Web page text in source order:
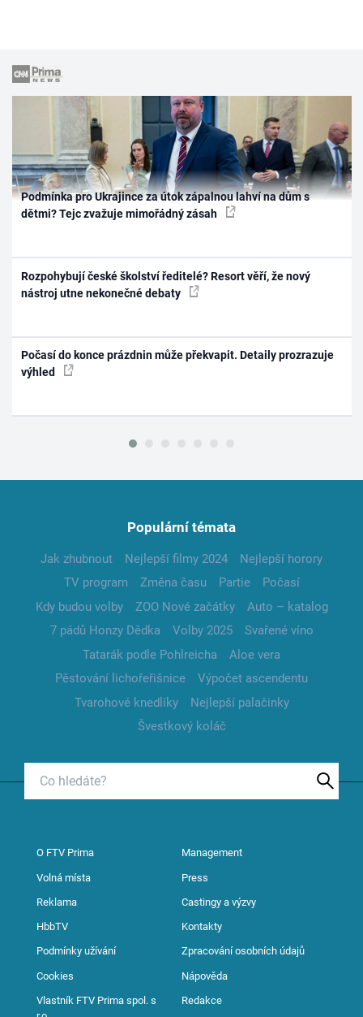
Podmínka pro Ukrajince za útok zápalnou lahví na dům s
dětmi? Tejc zvažuje mimořádný zásah
Rozpohybují české školství ředitelé? Resort věří, že nový
nástroj utne nekonečné debaty
Počasí do konce prázdnin může překvapit. Detaily prozrazuje
výhled
Populární témata
Jak zhubnout Nejlepší filmy 2024
Nejlepší horory
TV program
Změna času Partie
Počasí
Kdy budou volby
ZOO Nové začátky
Auto – katalog
7 pádů Honzy Dědka
Volby 2025
Svařené víno
Tatarák podle Pohlreicha
Aloe vera
Pěstování lichořeřišnice
Výpočet ascendentu
Tvarohové knedlíky
Nejlepší palačinky
Švestkový koláč
O FTV Prima Management
Volná místa Press
Reklama Castingy a výzvy
HbbTV Kontakty
Podmínky užívání Zpracování osobních údajů
Cookies Nápověda
Vlastník FTV Prima spol. s
Redakce